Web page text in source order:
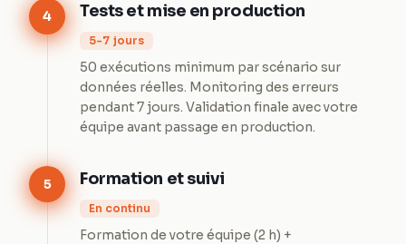
4 Tests et mise en production
5-7 jours
50 exécutions minimum par scénario sur
données réelles. Monitoring des erreurs
pendant 7 jours. Validation finale avec votre
équipe avant passage en production.
5 Formation et suivi
En continu
Formation de votre équipe (2 h) +